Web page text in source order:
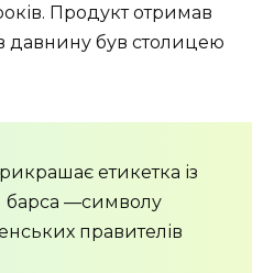
Продукт отримав
в давнину був столицею
етикетка із
барса —символу
правителів